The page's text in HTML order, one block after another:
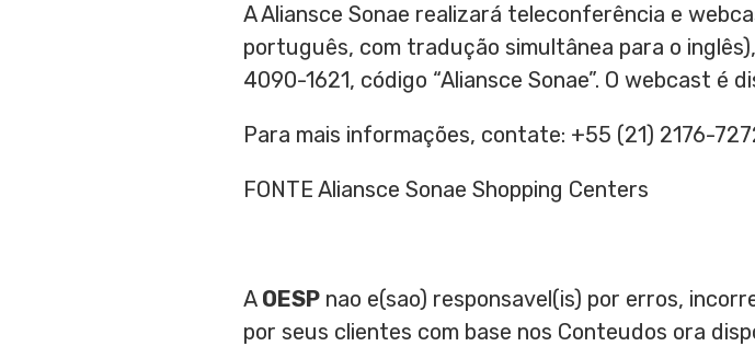
A Aliansce Sonae realizará teleconferência e
português, com tradução simultânea para o
4090-1621, código “Aliansce Sonae”. O webcast é
Para mais informações, contate: +55 (21) 2176-
FONTE Aliansce Sonae Shopping Centers
A OESP nao e(sao) responsavel(is) por erros,
por seus clientes com base nos Conteudos ora